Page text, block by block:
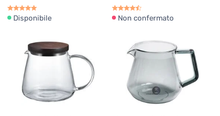
Disponibile Non confermato